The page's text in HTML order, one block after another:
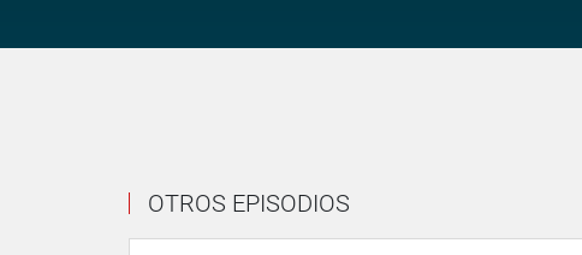
OTROS EPISODIOS